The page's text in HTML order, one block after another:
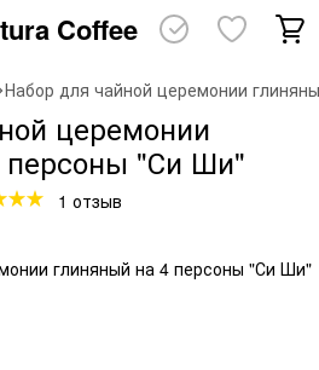
Coffee
Набор для чайной церемонии
церемонии
персоны "Си Ши"
1 отзыв